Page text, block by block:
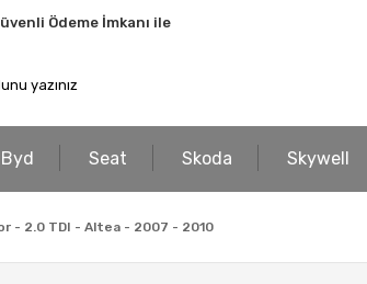
Ödeme İmkanı ile
Byd Seat Skoda Skywell
- 2.0 TDI - Altea - 2007 - 2010